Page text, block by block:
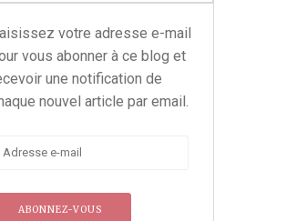
votre adresse e-mail
vous abonner à ce blog et
une notification de
nouvel article par email.